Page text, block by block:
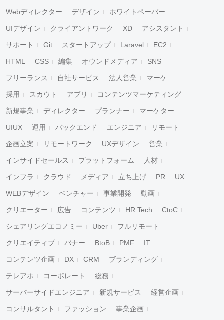
Webディレクター デザイン ホワイトペーパー
UIデザイン クライアントワーク XD アシスタント
サポート Git スタートアップ Laravel EC2
HTML CSS 編集 オウンドメディア SNS
フリーランス 自社サービス 法人営業 マーケ
採用 スカウト アプリ コンテンツマーケティング
新規事業 ディレクター プランナー マーケター
UIUX 運用 バックエンド エンジニア リモート
企画立案 リモートワーク UXデザイン 営業
インサイドセールス プラットフォーム 人材
インフラ クラウド メディア 立ち上げ PR UX
WEBデザイン ベンチャー 事業開発 動画
クリエーター 広告 コンテンツ HR Tech CtoC
シェアリングエコノミー Uber フルリモート
クリエイティブ バナー BtoB PMF IT
コンテンツ企画 DX CRM ブランディング
テレアポ コーポレート 総務
サーバーサイドエンジニア 新規サービス 経営企画
コンサルタント ファッション 事業企画